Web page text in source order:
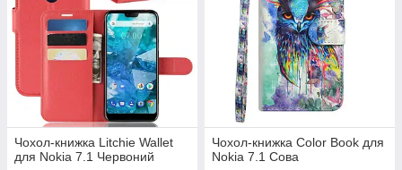
Чохол-книжка Litchie Wallet
для Nokia 7.1 Червоний
Чохол-книжка Color Book для
Nokia 7.1 Сова